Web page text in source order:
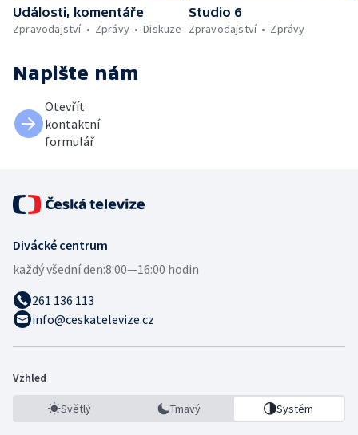
Události, komentáře
Zpravodajství
Zprávy Diskuze
Studio 6
Zpravodajství
Zprávy
Napište nám
Otevřít
kontaktní
formulář
Divácké centrum
každý všední den:8:00—16:00 hodin
261 136 113
info@ceskatelevize.cz
Vzhled
Světlý Tmavý Systém